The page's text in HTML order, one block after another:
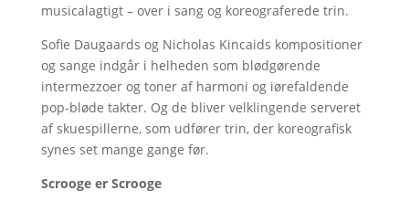
musicalagtigt – over i sang og koreograferede trin.
Sofie Daugaards og Nicholas Kincaids kompositioner
og sange indgår i helheden som blødgørende
intermezzoer og toner af harmoni og iørefaldende
pop-bløde takter. Og de bliver velklingende serveret
af skuespillerne, som udfører trin, der koreografisk
synes set mange gange før.
Scrooge er Scrooge